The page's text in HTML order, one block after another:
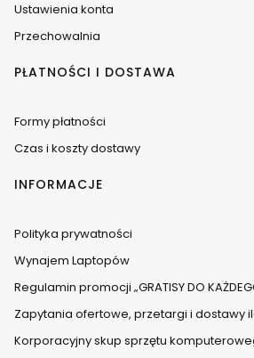
Ustawienia konta
Przechowalnia
PŁATNOŚCI I DOSTAWA
Formy płatności
Czas i koszty dostawy
INFORMACJE
Polityka prywatności
Wynajem Laptopów
Regulamin promocji „GRATISY DO
Zapytania ofertowe, przetargi i dostawy
Korporacyjny skup sprzętu